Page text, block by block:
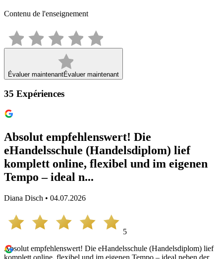
Contenu de l'enseignement
Évaluer maintenantÉvaluer maintenant
35 Expériences
Absolut empfehlenswert! Die
eHandelsschule (Handelsdiplom) lief
komplett online, flexibel und im eigenen
Tempo – ideal n...
Diana Disch • 04.07.2026
5
Absolut empfehlenswert! Die eHandelsschule (Handelsdiplom) lief
komplett online, flexibel und im eigenen Tempo – ideal neben der